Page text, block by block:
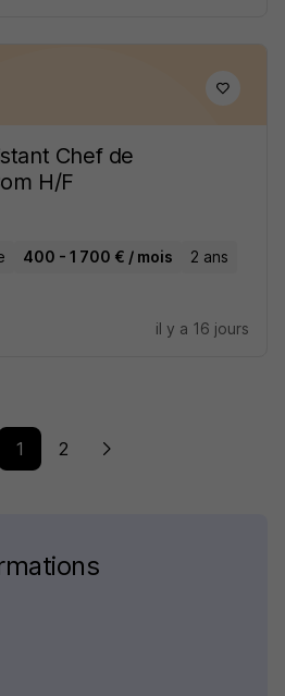
Chef de
H/F
400 - 1 700 € / mois 2 ans
il y a 16 jours
1 2